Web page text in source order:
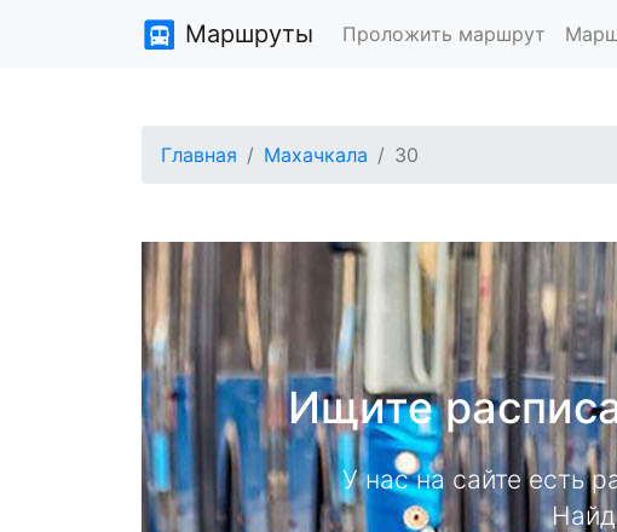
Маршруты Проложить маршрут
Главная Махачкала 30
Ищите
У нас на сайте есть